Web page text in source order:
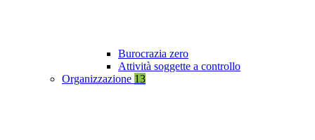
Burocrazia zero
Attività soggette a controllo
Organizzazione 13